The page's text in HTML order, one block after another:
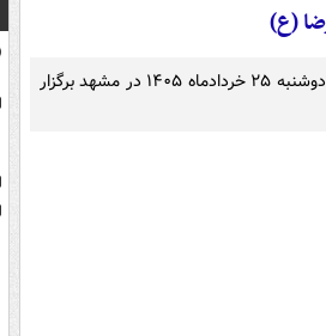
(ع)
آیین سیاهپوشان حرم مطهر امام رضا (علیه السلام) با عنوان حی علی العزا، عصر امروز دوشنبه ۲۵ خردادماه ۱۴۰۵ در مشهد برگزار